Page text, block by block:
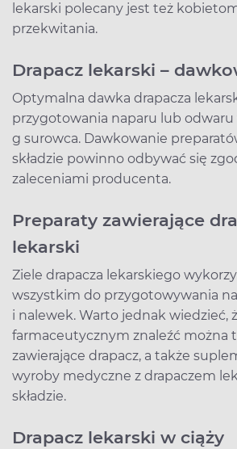
lekarski polecany jest też
przekwitania.
Drapacz lekarski –
Optymalna dawka drapacza
przygotowania naparu lub
g surowca. Dawkowanie
składzie powinno odbywać się
zaleceniami producenta.
Preparaty zawierające
lekarski
Ziele drapacza lekarskiego
wszystkim do przygotowywania
i nalewek. Warto jednak wiedzieć,
farmaceutycznym znaleźć można
zawierające drapacz, a także
wyroby medyczne z drapaczem
składzie.
Drapacz lekarski w ciąży